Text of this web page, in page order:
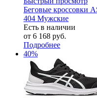
Беговые кроссовки
404 Мужские
Есть в наличии
от 6 168 руб.
Подробнее
40%